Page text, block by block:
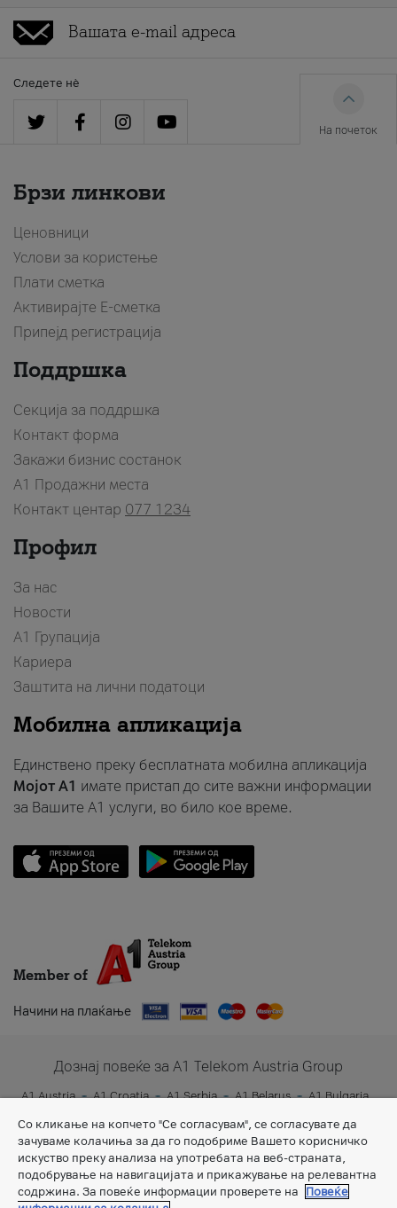
Следете нè
На почеток
Брзи линкови
Ценовници
Услови за користење
Плати сметка
Активирајте Е-сметка
Припејд регистрација
Поддршка
Секција за поддршка
Контакт форма
Закажи бизнис состанок
A1 Продажни места
Контакт центар 077 1234
Профил
За нас
Новости
А1 Групација
Кариера
Заштита на лични податоци
Мобилна апликација
Единствено преку бесплатната мобилна апликација
Мојот A1 имате пристап до сите важни информации
за Вашите A1 услуги, во било кое време.
Member of
Начини на плаќање
Дознај повеќе за A1 Telekom Austria Group
A1 Austria A1 Croatia A1 Serbia A1 Belarus
A1 Bulgaria
Со кликање на копчето "Се согласувам", се согласувате да
зачуваме колачиња за да го подобриме Вашето корисничко
искуство преку анализа на употребата на веб-страната,
подобрување на навигацијата и прикажување на релевантна
содржина. За повеќе информации проверете на
Повеќе